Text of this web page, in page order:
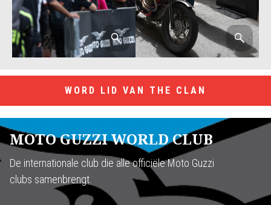
WORD LID VAN THE CLAN
MOTO GUZZI WORLD CLUB
De internationale club die alle officiële Moto Guzzi
clubs samenbrengt.